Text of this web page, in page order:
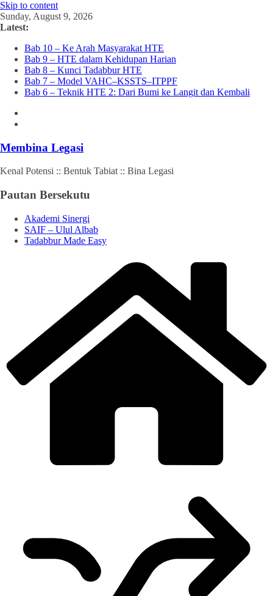
Skip to content
Sunday, August 9, 2026
Latest:
Bab 10 – Ke Arah Masyarakat HTE
Bab 9 – HTE dalam Kehidupan Harian
Bab 8 – Kunci Tadabbur HTE
Bab 7 – Model VAHC–KSSTS–ITPPF
Bab 6 – Teknik HTE 2: Dari Bumi ke Langit dan Kembali
Membina Legasi
Kenal Potensi :: Bentuk Tabiat :: Bina Legasi
Pautan Bersekutu
Akademi Sinergi
SAIF – Ulul Albab
Tadabbur Made Easy